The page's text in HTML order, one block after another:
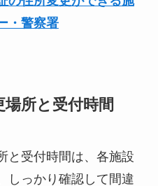
・警察署
所と受付時間
と受付時間は、各施設
しっかり確認して間違